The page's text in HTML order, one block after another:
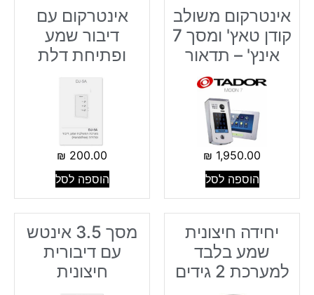
אינטרקום משולב
קודן טאץ' ומסך 7
אינץ' – תדאור
1,950.00
₪
הוספה לסל
אינטרקום עם
דיבור שמע
ופתיחת דלת
200.00
₪
הוספה לסל
יחידה חיצונית
שמע בלבד
למערכת 2 גידים
מסך 3.5 אינטש
עם דיבורית
חיצונית